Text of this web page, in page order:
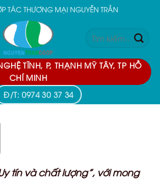
TÁC THƯƠNG MẠI NGUYỄN TRẦN
Tìm
kiếm:
TĨNH, P, THẠNH MỸ TÂY, TP HỒ
CHÍ MINH
Đ/T: 0974 30 37 34
tín và chất lượng”, với mong